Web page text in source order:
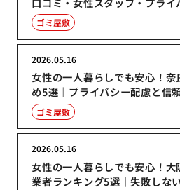
ゴミ屋敷
女性の一人暮らしでも安心！
め5選｜プライバシー配慮と信
2026.05.16
ゴミ屋敷
女性の一人暮らしでも安心！
業者ランキング5選｜失敗しな
2026.05.16